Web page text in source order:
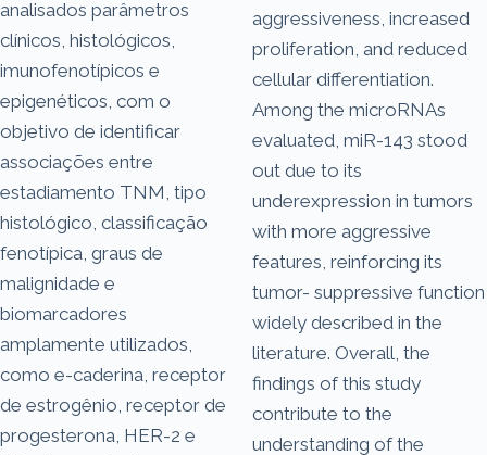
analisados parâmetros
clínicos, histológicos,
imunofenotípicos e
epigenéticos, com o
objetivo de identificar
associações entre
estadiamento TNM, tipo
histológico, classificação
fenotípica, graus de
malignidade e
biomarcadores
amplamente utilizados,
como e-caderina, receptor
de estrogênio, receptor de
progesterona, HER-2 e
aggressiveness, increased
proliferation, and reduced
cellular differentiation.
Among the microRNAs
evaluated, miR-143 stood
out due to its
underexpression in tumors
with more aggressive
features, reinforcing its
tumor- suppressive function
widely described in the
literature. Overall, the
findings of this study
contribute to the
understanding of the